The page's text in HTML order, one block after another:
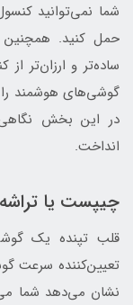
شما نمی‌توانید
حمل کنید. همچنین
ساده‌تر و ارزان‌تر
گوشی‌های هوشمند را
در این بخش
انداخت.
چیپست یا تراشه
قلب تپنده یک
تعیین‌کننده سرعت
نشان می‌دهد شما